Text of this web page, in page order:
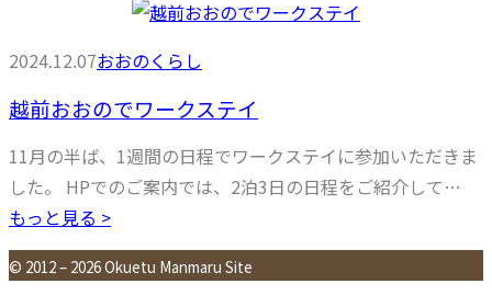
2024.12.07おおのくらし
越前おおのでワークステイ
11月の半ば、1週間の日程でワークステイに参加いただきま
した。 HPでのご案内では、2泊3日の日程をご紹介して…
もっと見る >
© 2012 – 2026 Okuetu Manmaru Site